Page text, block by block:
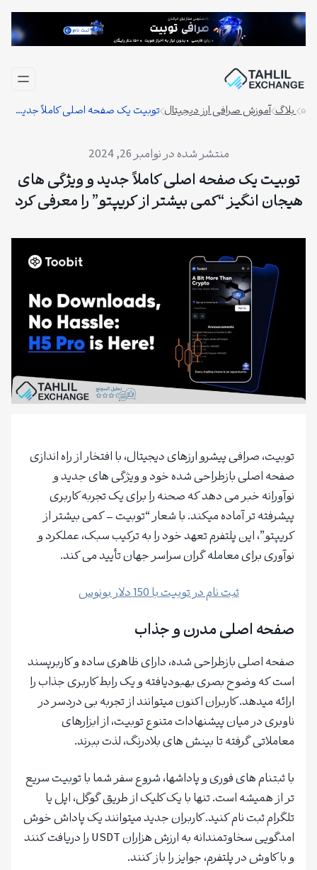
رفتن
بلاگ آموزش صرافی ارز دیجیتال توبیت یک صفحه اصلی کاملاً جدید و ویژگی های هیجان انگیز “کمی بیشتر از کریپتو” را معرفی کرد
نوامبر 26, 2024
توبیت یک صفحه اصلی کاملاً جدید و ویژگی های
هیجان انگیز “کمی بیشتر از کریپتو” را معرفی کرد
توبیت، صرافی پیشرو ارزهای دیجیتال، با افتخار از راه اندازی
صفحه اصلی بازطراحی شده خود و ویژگی های جدید و
نوآورانه خبر می دهد که صحنه را برای یک تجربه کاربری
پیشرفته تر آماده میکند. با شعار “توبیت – کمی بیشتر از
کریپتو”، این پلتفرم تعهد خود را به ترکیب سبک، عملکرد و
نوآوری برای معامله گران سراسر جهان تأیید می کند.
ثبت نام در توبیت با 150 دلار بونوس
صفحه اصلی مدرن و جذاب
صفحه اصلی بازطراحی شده، دارای ظاهری ساده و کاربرپسند
است که وضوح بصری بهبودیافته و یک رابط کاربری جذاب را
ارائه میدهد. کاربران اکنون میتوانند از تجربه بی دردسر در
ناوبری در میان پیشنهادات متنوع توبیت، از ابزارهای
معاملاتی گرفته تا بینش های بلادرنگ، لذت ببرند.
با ثبتنام های فوری و پاداشها، شروع سفر شما با توبیت سریع
تر از همیشه است. تنها با یک کلیک از طریق گوگل، اپل یا
تلگرام ثبت نام کنید. کاربران جدید میتوانند یک پاداش خوش
امدگویی سخاوتمندانه به ارزش هزاران USDT را دریافت کنند
و با کاوش در پلتفرم، جوایز را باز کنند.